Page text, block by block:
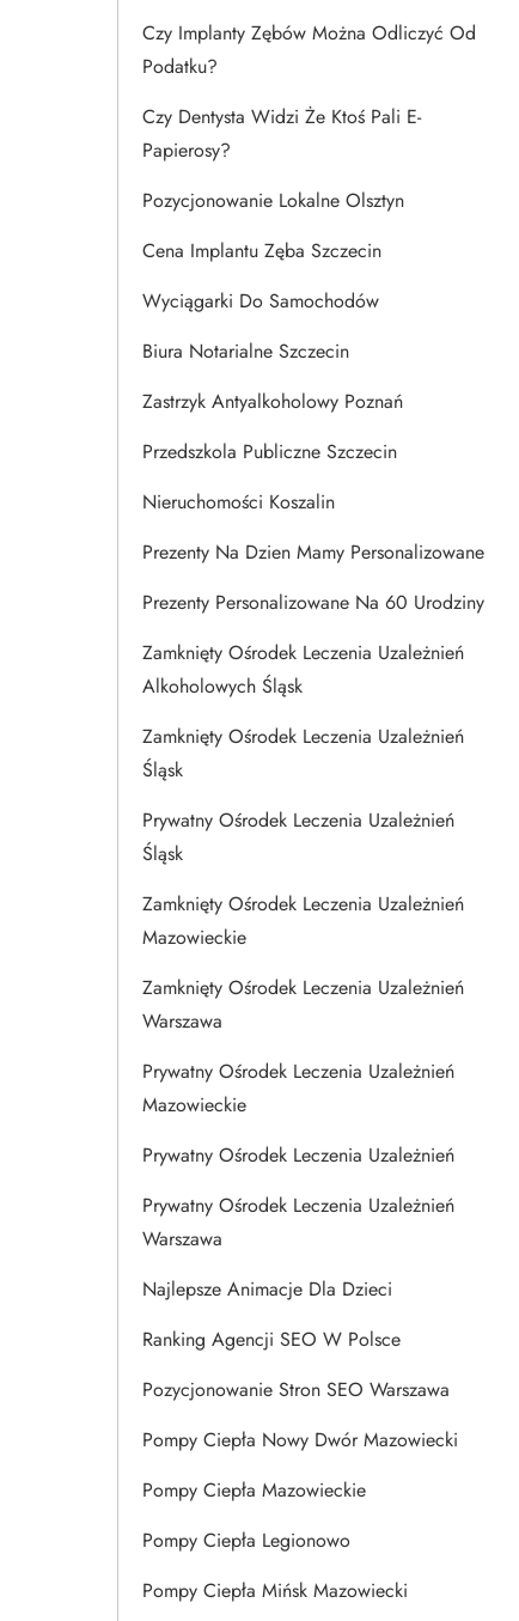
Czy Implanty Zębów Można Odliczyć Od
Podatku?
Czy Dentysta Widzi Że Ktoś Pali E-
Papierosy?
Pozycjonowanie Lokalne Olsztyn
Cena Implantu Zęba Szczecin
Wyciągarki Do Samochodów
Biura Notarialne Szczecin
Zastrzyk Antyalkoholowy Poznań
Przedszkola Publiczne Szczecin
Nieruchomości Koszalin
Prezenty Na Dzien Mamy Personalizowane
Prezenty Personalizowane Na 60 Urodziny
Zamknięty Ośrodek Leczenia Uzależnień
Alkoholowych Śląsk
Zamknięty Ośrodek Leczenia Uzależnień
Śląsk
Prywatny Ośrodek Leczenia Uzależnień
Śląsk
Zamknięty Ośrodek Leczenia Uzależnień
Mazowieckie
Zamknięty Ośrodek Leczenia Uzależnień
Warszawa
Prywatny Ośrodek Leczenia Uzależnień
Mazowieckie
Prywatny Ośrodek Leczenia Uzależnień
Prywatny Ośrodek Leczenia Uzależnień
Warszawa
Najlepsze Animacje Dla Dzieci
Ranking Agencji SEO W Polsce
Pozycjonowanie Stron SEO Warszawa
Pompy Ciepła Nowy Dwór Mazowiecki
Pompy Ciepła Mazowieckie
Pompy Ciepła Legionowo
Pompy Ciepła Mińsk Mazowiecki